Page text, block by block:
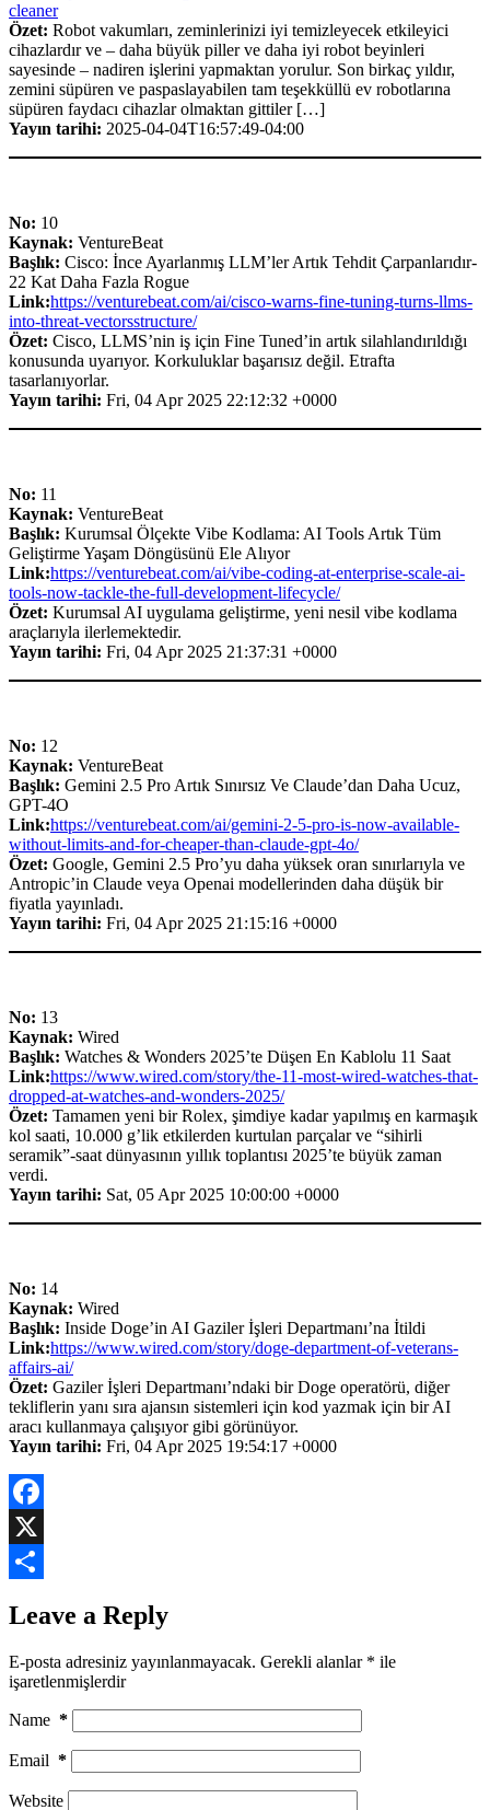
cleaner
Özet: Robot vakumları, zeminlerinizi iyi temizleyecek etkileyici
cihazlardır ve – daha büyük piller ve daha iyi robot beyinleri
sayesinde – nadiren işlerini yapmaktan yorulur. Son birkaç yıldır,
zemini süpüren ve paspaslayabilen tam teşekküllü ev robotlarına
süpüren faydacı cihazlar olmaktan gittiler […]
Yayın tarihi: 2025-04-04T16:57:49-04:00
No: 10
Kaynak: VentureBeat
Başlık: Cisco: İnce Ayarlanmış LLM’ler Artık Tehdit Çarpanlarıdır-
22 Kat Daha Fazla Rogue
Link:https://venturebeat.com/ai/cisco-warns-fine-tuning-turns-llms-
into-threat-vectorsstructure/
Özet: Cisco, LLMS’nin iş için Fine Tuned’in artık silahlandırıldığı
konusunda uyarıyor. Korkuluklar başarısız değil. Etrafta
tasarlanıyorlar.
Yayın tarihi: Fri, 04 Apr 2025 22:12:32 +0000
No: 11
Kaynak: VentureBeat
Başlık: Kurumsal Ölçekte Vibe Kodlama: AI Tools Artık Tüm
Geliştirme Yaşam Döngüsünü Ele Alıyor
Link:https://venturebeat.com/ai/vibe-coding-at-enterprise-scale-ai-
tools-now-tackle-the-full-development-lifecycle/
Özet: Kurumsal AI uygulama geliştirme, yeni nesil vibe kodlama
araçlarıyla ilerlemektedir.
Yayın tarihi: Fri, 04 Apr 2025 21:37:31 +0000
No: 12
Kaynak: VentureBeat
Başlık: Gemini 2.5 Pro Artık Sınırsız Ve Claude’dan Daha Ucuz,
GPT-4O
Link:https://venturebeat.com/ai/gemini-2-5-pro-is-now-available-
without-limits-and-for-cheaper-than-claude-gpt-4o/
Özet: Google, Gemini 2.5 Pro’yu daha yüksek oran sınırlarıyla ve
Antropic’in Claude veya Openai modellerinden daha düşük bir
fiyatla yayınladı.
Yayın tarihi: Fri, 04 Apr 2025 21:15:16 +0000
No: 13
Kaynak: Wired
Başlık: Watches & Wonders 2025’te Düşen En Kablolu 11 Saat
Link:https://www.wired.com/story/the-11-most-wired-watches-that-
dropped-at-watches-and-wonders-2025/
Özet: Tamamen yeni bir Rolex, şimdiye kadar yapılmış en karmaşık
kol saati, 10.000 g’lik etkilerden kurtulan parçalar ve “sihirli
seramik”-saat dünyasının yıllık toplantısı 2025’te büyük zaman
verdi.
Yayın tarihi: Sat, 05 Apr 2025 10:00:00 +0000
No: 14
Kaynak: Wired
Başlık: Inside Doge’in AI Gaziler İşleri Departmanı’na İtildi
Link:https://www.wired.com/story/doge-department-of-veterans-
affairs-ai/
Özet: Gaziler İşleri Departmanı’ndaki bir Doge operatörü, diğer
tekliflerin yanı sıra ajansın sistemleri için kod yazmak için bir AI
aracı kullanmaya çalışıyor gibi görünüyor.
Yayın tarihi: Fri, 04 Apr 2025 19:54:17 +0000
Facebook
X
Leave a Reply
E-posta adresiniz yayınlanmayacak. Gerekli alanlar * ile
işaretlenmişlerdir
Name *
Email *
Website